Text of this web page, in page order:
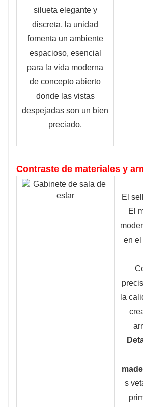
silueta elegante y
discreta, la unidad
fomenta un ambiente
espacioso, esencial
para la vida moderna
de concepto abierto
donde las vistas
despejadas son un bien
preciado.
Contraste de materiales y
El
El
en el
la
s